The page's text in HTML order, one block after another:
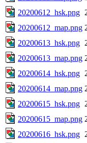
20200612_hsk.png
20200612_map.png
20200613_hsk.png
20200613_map.png
20200614_hsk.png
20200614_map.png
20200615_hsk.png
20200615_map.png
20200616_hsk.png